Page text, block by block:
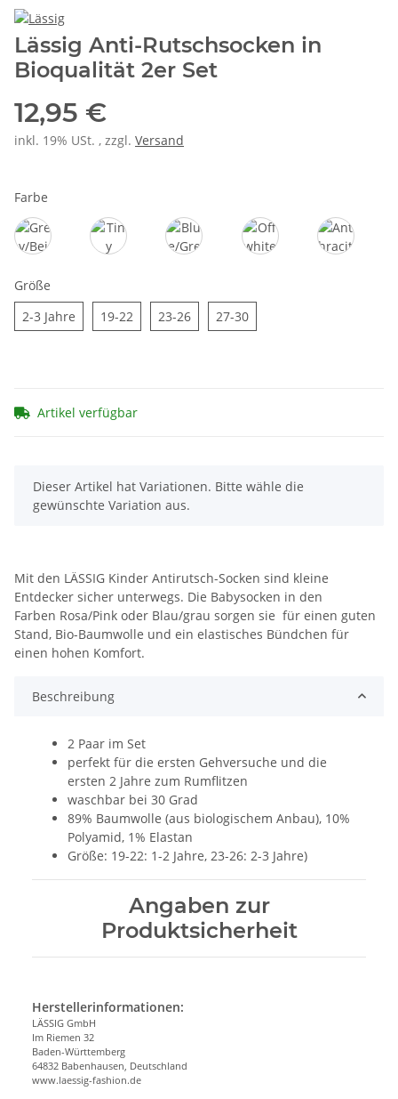
Lässig Anti-Rutschsocken in
Bioqualität 2er Set
12,95 €
inkl. 19% USt. , zzgl. Versand
Farbe
Größe
2-3 Jahre 2-3 Jahre
19-22 19-2223-2623-2627-3027-30
Artikel verfügbar
x
Dieser Artikel hat Variationen. Bitte wähle die
gewünschte Variation aus.
Mit den LÄSSIG Kinder Antirutsch-Socken sind kleine
Entdecker sicher unterwegs. Die Babysocken in den
Farben Rosa/Pink oder Blau/grau sorgen sie für einen guten
Stand, Bio-Baumwolle und ein elastisches Bündchen für
einen hohen Komfort.
Beschreibung
2 Paar im Set
perfekt für die ersten Gehversuche und die
ersten 2 Jahre zum Rumflitzen
waschbar bei 30 Grad
89% Baumwolle (aus biologischem Anbau), 10%
Polyamid, 1% Elastan
Größe: 19-22: 1-2 Jahre, 23-26: 2-3 Jahre)
Angaben zur
Produktsicherheit
Herstellerinformationen:
LÄSSIG GmbH
Im Riemen 32
Baden-Württemberg
64832 Babenhausen, Deutschland
www.laessig-fashion.de